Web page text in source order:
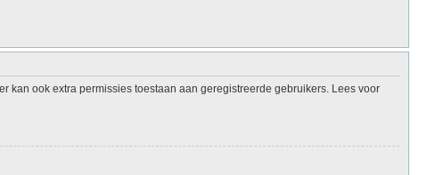
kan ook extra permissies toestaan aan geregistreerde gebruikers. Lees voor